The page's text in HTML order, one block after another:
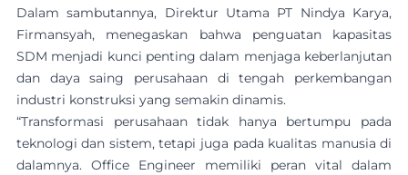
Dalam sambutannya, Direktur Utama PT Nindya Karya,
Firmansyah, menegaskan bahwa penguatan kapasitas
SDM menjadi kunci penting dalam menjaga keberlanjutan
dan daya saing perusahaan di tengah perkembangan
industri konstruksi yang semakin dinamis.
“Transformasi perusahaan tidak hanya bertumpu pada
teknologi dan sistem, tetapi juga pada kualitas manusia di
dalamnya. Office Engineer memiliki peran vital dalam